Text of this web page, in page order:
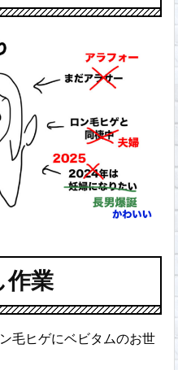
作業
毛ヒゲにベビタムのお世